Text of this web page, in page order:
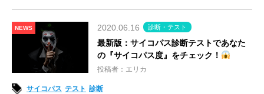
NEWS 2020.06.16 診断・テスト
最新版：サイコパス診断テストであなた
の『サイコパス度』をチェック！
投稿者：エリカ
サイコパス テスト 診断